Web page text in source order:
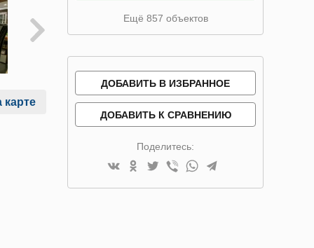
карте
Ещё 857 объектов
ДОБАВИТЬ В ИЗБРАННОЕ
ДОБАВИТЬ К СРАВНЕНИЮ
Поделитесь: